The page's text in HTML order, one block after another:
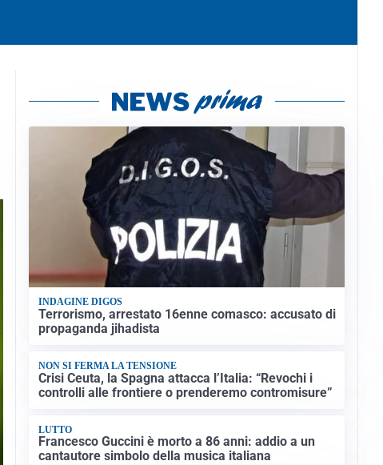
INDAGINE DIGOS
Terrorismo, arrestato 16enne comasco: accusato di
propaganda jihadista
NON SI FERMA LA TENSIONE
Crisi Ceuta, la Spagna attacca l’Italia: “Revochi i
controlli alle frontiere o prenderemo contromisure”
LUTTO
Francesco Guccini è morto a 86 anni: addio a un
cantautore simbolo della musica italiana